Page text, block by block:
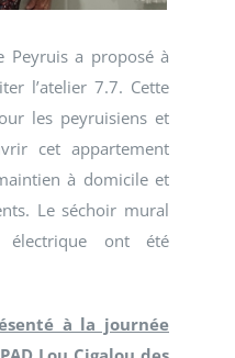
Peyruis a proposé à
l’atelier 7.7. Cette
les peyruisiens et
cet appartement
à domicile et
Le séchoir mural
électrique ont été
à la journée